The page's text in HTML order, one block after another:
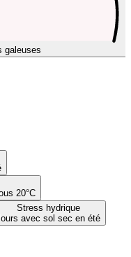
galeuses
20°C
Stress hydrique
avec sol sec en été